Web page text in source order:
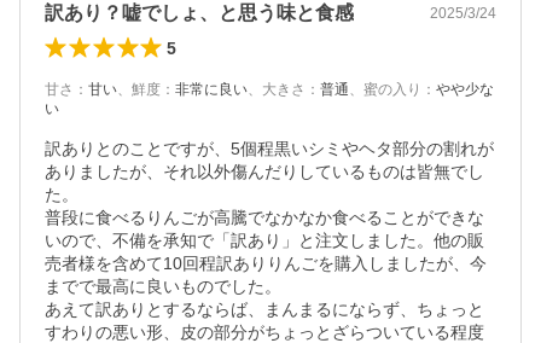
訳あり？嘘でしょ、と思う味と食感 2025/3/24
5
甘さ ： 甘い、 鮮度 ： 非常に良い、 大きさ ： 普通、 蜜の入り ： やや少な
い
訳ありとのことですが、5個程黒いシミやヘタ部分の割れが
ありましたが、それ以外傷んだりしているものは皆無でし
た。
普段に食べるりんごが高騰でなかなか食べることができな
いので、不備を承知で「訳あり」と注文しました。他の販
売者様を含めて10回程訳ありりんごを購入しましたが、今
までで最高に良いものでした。
あえて訳ありとするならば、まんまるにならず、ちょっと
すわりの悪い形、皮の部分がちょっとざらついている程度